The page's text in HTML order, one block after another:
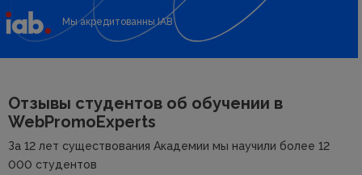
Мы акредитованны IAB
Отзывы студентов об обучении в
WebPromoExperts
За 12 лет существования Академии мы научили более 12
000 студентов